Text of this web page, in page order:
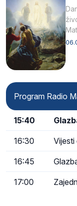
Program Radio
15:40
16:30 Vijesti
16:45
17:00